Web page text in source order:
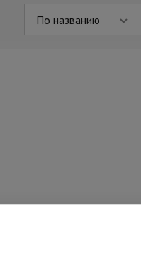
По названию
как это сделано?».